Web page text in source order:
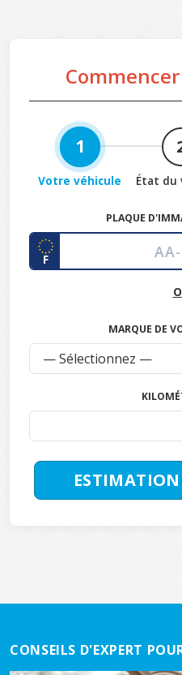
1
Votre véhicule État du
PLAQUE
F
MARQUE DE
CONSEILS D'EXPERT